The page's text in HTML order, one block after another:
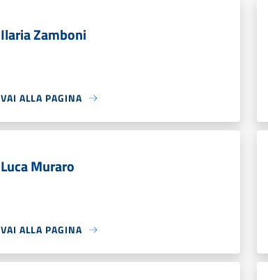
Ilaria Zamboni
VAI ALLA PAGINA
Luca Muraro
VAI ALLA PAGINA